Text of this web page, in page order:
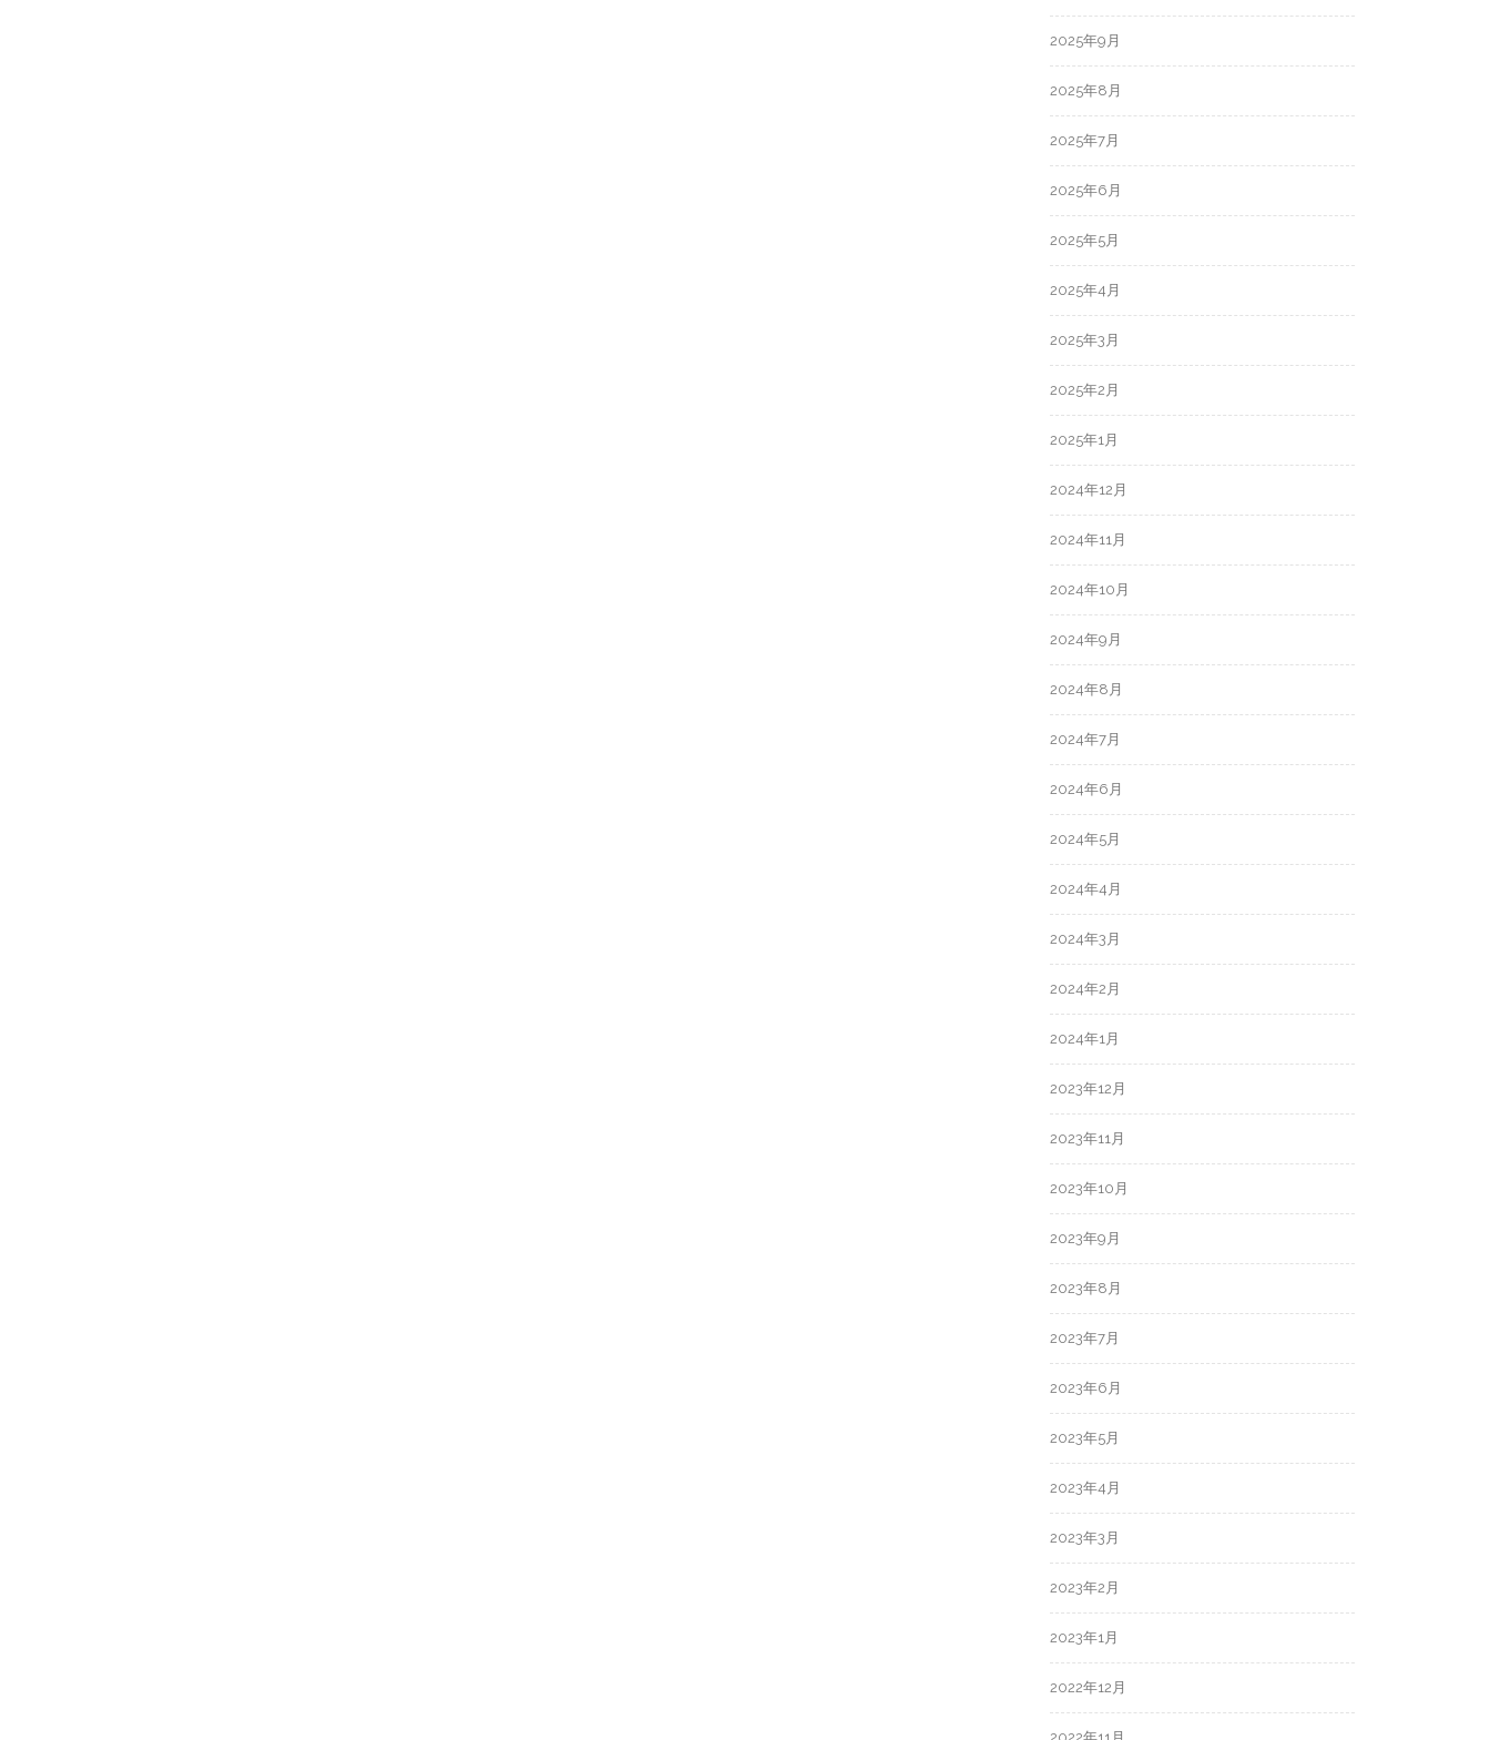
2025年9月
2025年8月
2025年7月
2025年6月
2025年5月
2025年4月
2025年3月
2025年2月
2025年1月
2024年12月
2024年11月
2024年10月
2024年9月
2024年8月
2024年7月
2024年6月
2024年5月
2024年4月
2024年3月
2024年2月
2024年1月
2023年12月
2023年11月
2023年10月
2023年9月
2023年8月
2023年7月
2023年6月
2023年5月
2023年4月
2023年3月
2023年2月
2023年1月
2022年12月